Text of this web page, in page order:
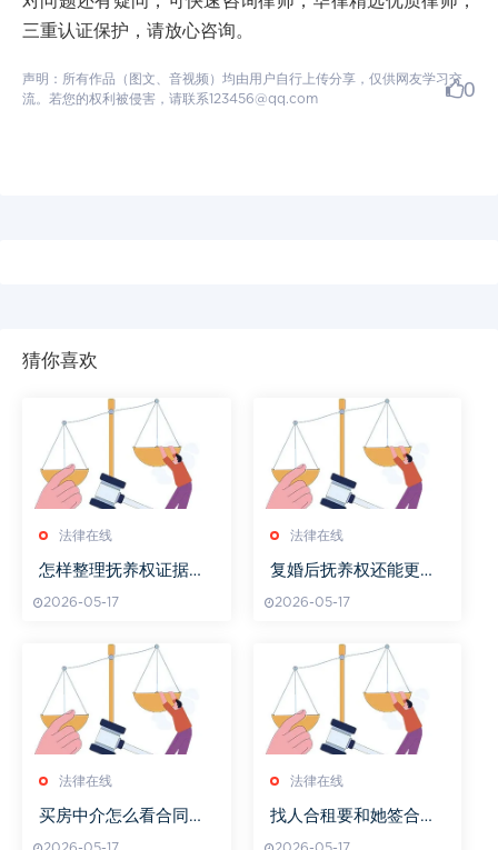
三重认证保护，请放心咨询。
声明：所有作品（图文、音视频）均由用户自行上传分享，仅供网友学习交
流。若您的权利被侵害，请联系123456@qq.com
0
猜你喜欢
法律在线
怎样整理抚养权证据资
2026-05-17
法律在线
复婚后抚养权还能更改
2026-05-17
法律在线
买房中介怎么看合同编
法律在线
找人合租要和她签合同